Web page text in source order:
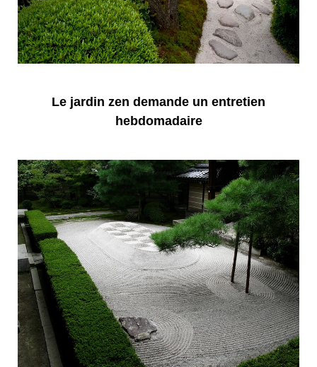
Le jardin zen demande un entretien
hebdomadaire